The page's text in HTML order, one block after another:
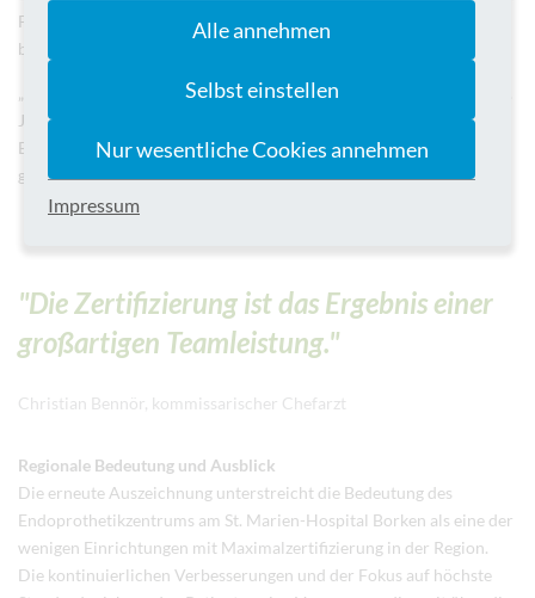
Fachbereiche. Dies wurde von den Auditoren der DGOOC
besonders hervorgehoben.
„Die Zertifizierung ist das Ergebnis einer großartigen Teamleistung.
Jeder einzelne Mitarbeitende trägt mit seiner Expertise und seinem
Engagement dazu bei, dass sich unsere Patienten bei uns sicher und
gut aufgehoben fühlen,“ betont Bennör weiter.
"Die Zertifizierung ist das Ergebnis einer
großartigen Teamleistung."
Christian Bennör, kommissarischer Chefarzt
Regionale Bedeutung und Ausblick
Die erneute Auszeichnung unterstreicht die Bedeutung des
Endoprothetikzentrums am St. Marien-Hospital Borken als eine der
wenigen Einrichtungen mit Maximalzertifizierung in der Region.
Die kontinuierlichen Verbesserungen und der Fokus auf höchste
Alle annehmen
Selbst einstellen
Nur wesentliche Cookies annehmen
Impressum